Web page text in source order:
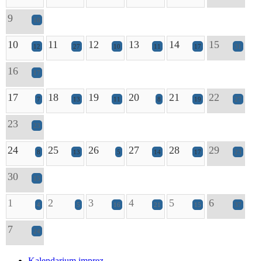
9 18
10 12 11 27 12 10 13 11 14 17 15 31
16 17
17 7 18 13 19 11 20 8 21 19 22 27
23 23
24 8 25 13 26 5 27 14 28 17 29 23
30 15
1 4 2 5 3 16 4 21 5 15 6 37
7 24